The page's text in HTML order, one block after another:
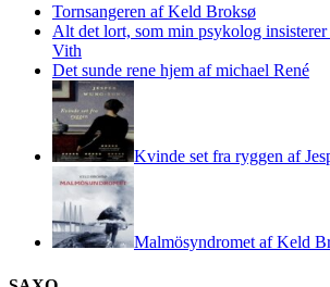
Tornsangeren af Keld Broksø
Alt det lort, som min psykolog
Vith
Det sunde rene hjem af michael René
Kvinde set fra ryggen af
Malmösyndromet af Keld